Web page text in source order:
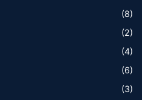
(8)
(2)
(4)
(6)
(3)